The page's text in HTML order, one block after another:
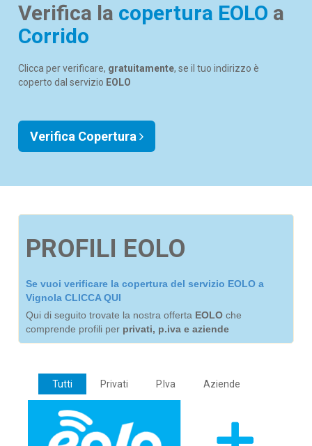
Verifica la copertura EOLO a
Corrido
Clicca per verificare, gratuitamente, se il tuo indirizzo è
coperto dal servizio EOLO
Verifica Copertura
PROFILI EOLO
Se vuoi verificare la copertura del servizio EOLO a
Vignola CLICCA QUI
Qui di seguito trovate la nostra offerta EOLO che
comprende profili per privati, p.iva e aziende
Tutti Privati P.Iva Aziende